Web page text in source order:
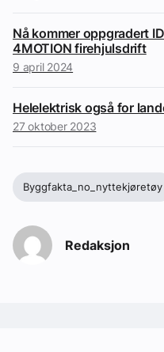
Nå kommer oppgradert
4MOTION firehjulsdrift
9 april 2024
Helelektrisk også for
27 oktober 2023
Byggfakta_no_nyttekjøretøy
Redaksjon